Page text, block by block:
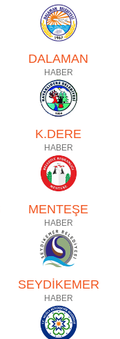
DALAMAN
HABER
K.DERE
HABER
MENTEŞE
HABER
SEYDİKEMER
HABER